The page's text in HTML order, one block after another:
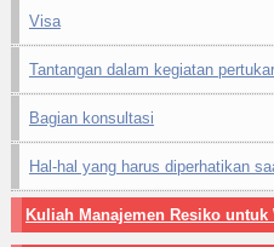
Visa
Tantangan dalam kegiatan
Bagian konsultasi
Hal-hal yang harus diperhatikan
Kuliah Manajemen Resiko untuk